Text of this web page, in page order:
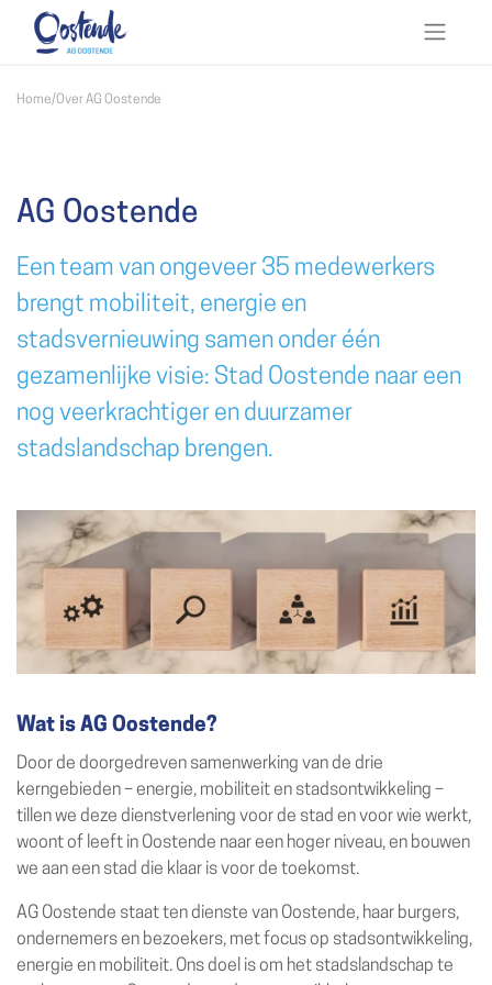
Home/Over AG Oostende
AG Oostende
Een team van ongeveer 35 medewerkers
brengt mobiliteit, energie en
stadsvernieuwing samen onder één
gezamenlijke visie: Stad Oostende naar een
nog veerkrachtiger en duurzamer
stadslandschap brengen.​
Wat is AG Oostende?
Door de doorgedreven samenwerking van de drie
kerngebieden – energie, mobiliteit en stadsontwikkeling –
tillen we deze dienstverlening voor de stad en voor wie werkt,
woont of leeft in Oostende naar een hoger niveau, en bouwen
we aan een stad die klaar is voor de toekomst.
AG Oostende staat ten dienste van Oostende, haar burgers,
ondernemers en bezoekers, met focus op stadsontwikkeling,
energie en mobiliteit. Ons doel is om het stadslandschap te